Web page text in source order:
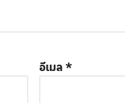
อีเมล*